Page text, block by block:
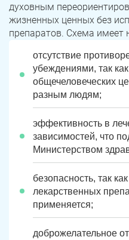
духовным
жизненных ценных без
препаратов. Схема имеет
отсутствие
убеждениями, так
общечеловеческих
разным людям;
эффективность в
зависимостей, что
Министерством
безопасность, так
лекарственных
применяется;
доброжелательное